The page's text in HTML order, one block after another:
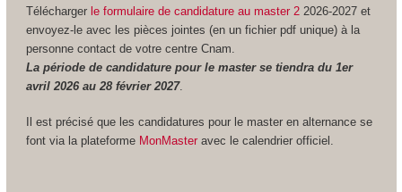
Télécharger le formulaire de candidature au master 22026-2027 et
envoyez-le avec les pièces jointes (en un fichier pdf unique) à la
personne contact de votre centre Cnam.
La période de candidature pour le master se tiendra du 1er
avril 2026 au 28 février 2027.
Il est précisé que les candidatures pour le master en alternance se
font via la plateforme MonMasteravec le calendrier officiel.